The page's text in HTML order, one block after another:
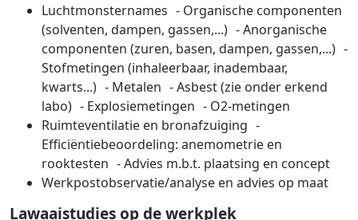
Luchtmonsternames - Organische componenten
(solventen, dampen, gassen,...) - Anorganische
componenten (zuren, basen, dampen, gassen,...) -
Stofmetingen (inhaleerbaar, inadembaar,
kwarts...) - Metalen - Asbest (zie onder erkend
labo) - Explosiemetingen - O2-metingen
Ruimteventilatie en bronafzuiging -
Efficiëntiebeoordeling: anemometrie en
rooktesten - Advies m.b.t. plaatsing en concept
Werkpostobservatie/analyse en advies op maat
Lawaaistudies op de werkplek